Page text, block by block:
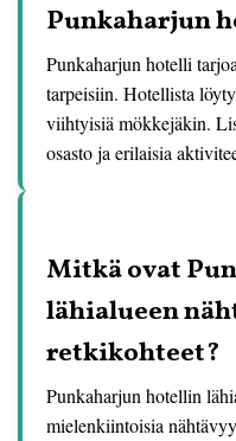
Punkaharjun
Punkaharjun hotelli
tarpeisiin. Hotellista
viihtyisiä mökkejäkin.
osasto ja erilaisia
Mitkä ovat
lähialueen
retkikohteet?
Punkaharjun hotellin
mielenkiintoisia